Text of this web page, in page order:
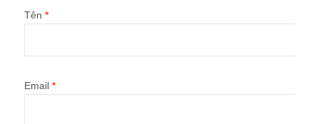
Tên *
Email *